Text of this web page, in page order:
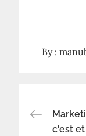
By :
c'est